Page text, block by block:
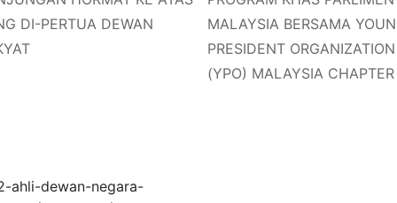
DI-PERTUA DEWAN
MALAYSIA BERSAMA
PRESIDENT ORGANIZATION
(YPO) MALAYSIA CHAPTER